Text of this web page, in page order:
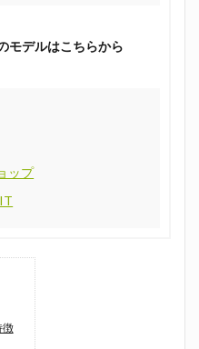
モデルはこちらから
ップ
徴